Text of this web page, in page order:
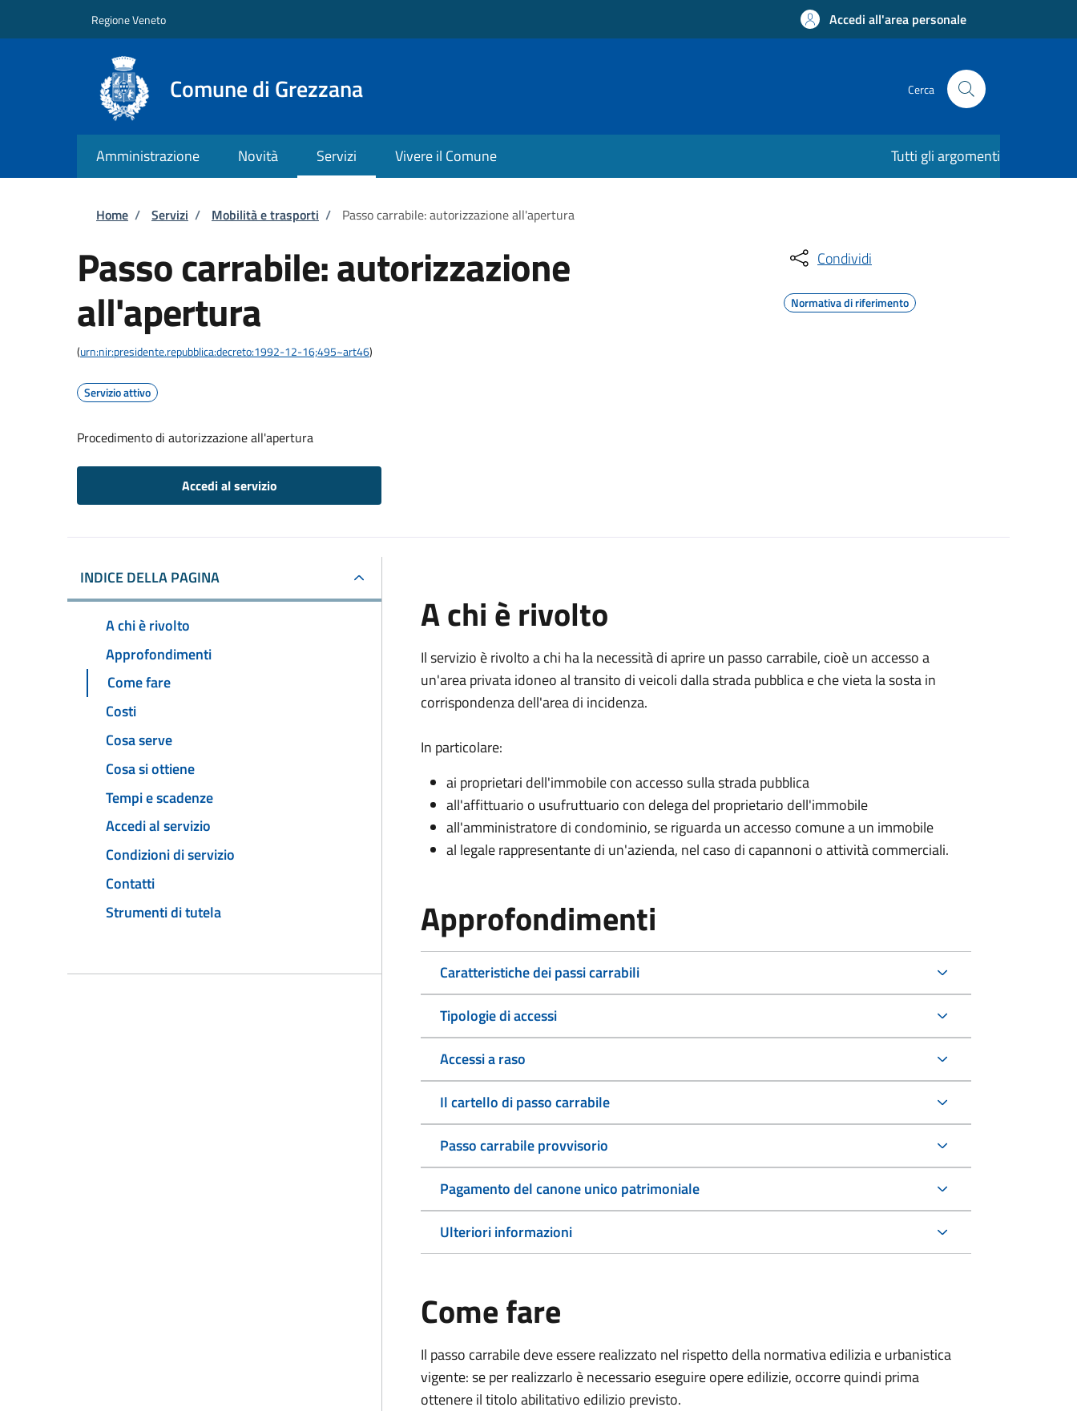
Regione Veneto Accedi all'area personale
Comune di Grezzana Cerca
Amministrazione Novità Servizi Vivere il Comune Tutti gli argomenti
Briciole di pane
Home / Servizi / Mobilità e trasporti / Passo carrabile: autorizzazione all'apertura
Passo carrabile: autorizzazione
all'apertura
(urn:nir:presidente.repubblica:decreto:1992-12-16;495~art46)
Servizio attivo
Procedimento di autorizzazione all'apertura
Accedi al servizio
Condividi
Normativa di riferimento
INDICE DELLA PAGINA
A chi è rivolto
Approfondimenti
Come fare
Costi
Cosa serve
Cosa si ottiene
Tempi e scadenze
Accedi al servizio
Condizioni di servizio
Contatti
Strumenti di tutela
A chi è rivolto
Il servizio è rivolto a chi ha la necessità di aprire un passo carrabile, cioè un accesso a
un'area privata idoneo al transito di veicoli dalla strada pubblica e che vieta la sosta in
corrispondenza dell'area di incidenza.
In particolare:
ai proprietari dell'immobile con accesso sulla strada pubblica
all'affittuario o usufruttuario con delega del proprietario dell'immobile
all'amministratore di condominio, se riguarda un accesso comune a un immobile
al legale rappresentante di un'azienda, nel caso di capannoni o attività commerciali.
Approfondimenti
Caratteristiche dei passi carrabili
Tipologie di accessi
Accessi a raso
Il cartello di passo carrabile
Passo carrabile provvisorio
Pagamento del canone unico patrimoniale
Ulteriori informazioni
Come fare
Il passo carrabile deve essere realizzato nel rispetto della normativa edilizia e urbanistica
vigente: se per realizzarlo è necessario eseguire opere edilizie, occorre quindi prima
ottenere il titolo abilitativo edilizio previsto.